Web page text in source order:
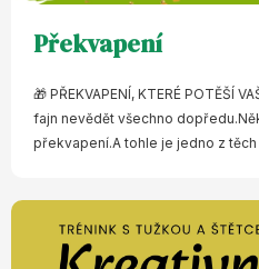
Překvapení
🎁 PŘEKVAPENÍ, KTERÉ POTĚŠÍ
fajn nevědět všechno
překvapení.A tohle je jedno z